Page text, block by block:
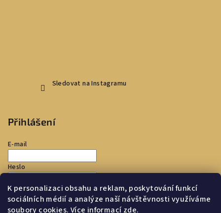
K personalizaci obsahu a reklam, poskytování funkcí
sociálních médií a analýze naší návštěvnosti využíváme
soubory cookies. Více informacízde.
Sledovat na Instagramu
Přihlášení
E-mail
Heslo
Přihlásit se